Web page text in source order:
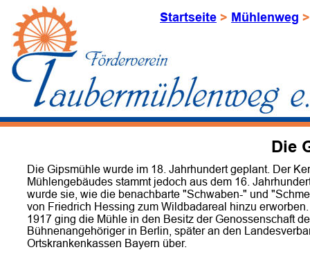
Die
Die Gipsmühle wurde im 18. Jahrhundert geplant. Der
Mühlengebäudes stammt jedoch aus dem 16.
wurde sie, wie die benachbarte "Schwaben-" und
von Friedrich Hessing zum Wildbadareal hinzu
1917 ging die Mühle in den Besitz der Genossenschaft
Bühnenangehöriger in Berlin, später an den
Ortskrankenkassen Bayern über.
Startseite > Mühlenweg